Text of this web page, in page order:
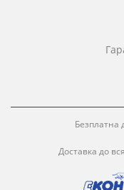
Безплатна
Доставка до